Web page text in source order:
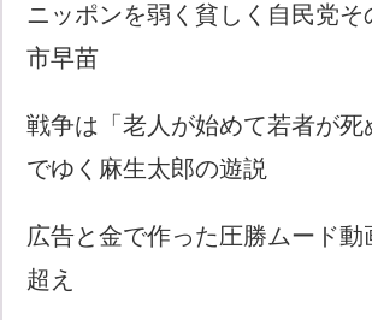
ニッポンを弱く貧しく自民党そ
市早苗
戦争は「老人が始めて若者が死
でゆく麻生太郎の遊説
広告と金で作った圧勝ムード動
超え